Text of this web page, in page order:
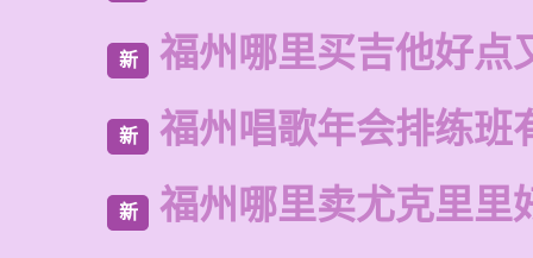
新 福州哪里买吉他好点
新 福州唱歌年会排练班
新 福州哪里卖尤克里里